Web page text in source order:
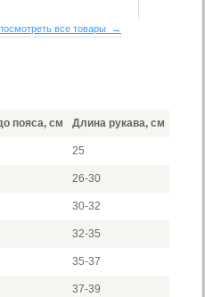
все товары →
пояса, см Длина рукава, см
25
26-30
30-32
32-35
35-37
37-39